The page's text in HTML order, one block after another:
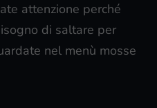
attenzione perché
di saltare per
nel menù mosse